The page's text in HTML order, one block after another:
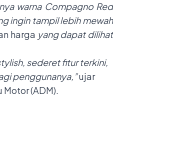
warna Compagno Red
ingin tampil lebih mewah
harga yang dapat dilihat
sederet fitur terkini,
penggunanya,”ujar
Motor (ADM).